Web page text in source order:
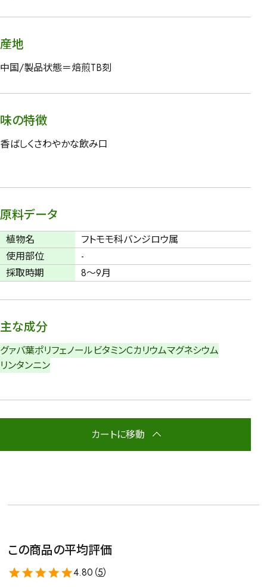
産地
中国/製品状態＝焙煎TB刻
味の特徴
香ばしくさわやかな飲み口
原料データ
植物名
フトモモ科バンジロウ属
使用部位
-
採取時期
8～9月
主な成分
グァバ葉ポリフェノールビタミンCカリウムマグネシウム
リンタンニン
カートに移動
この商品の平均評価
4.80（5）